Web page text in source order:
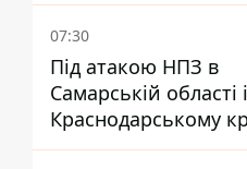
07:30
Під атакою НПЗ в
Самарській області і
Краснодарському